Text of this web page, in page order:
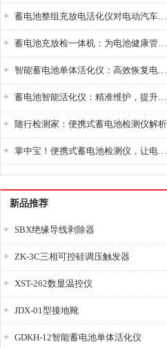
蓄电池整组充放电活化仪对电动汽车电池有帮助吗？
蓄电池充放检一体机：为电池健康管理提供一站式解决方案
智能蓄电池单体活化仪：高效恢复电池性能，延长蓄电池使用寿命
蓄电池智能活化仪：精准维护，提升电池健康状态
随行检测家：便携式蓄电池检测仪解析
掌中宝！便携式蓄电池检测仪，让电池检测变得简单又快捷！
新品推荐
SBX绝缘导线剥除器
ZK-3C三相可控硅调压触发器
XST-262数显温控仪
JDX-01型接地靴
GDKH-12智能蓄电池单体活化仪